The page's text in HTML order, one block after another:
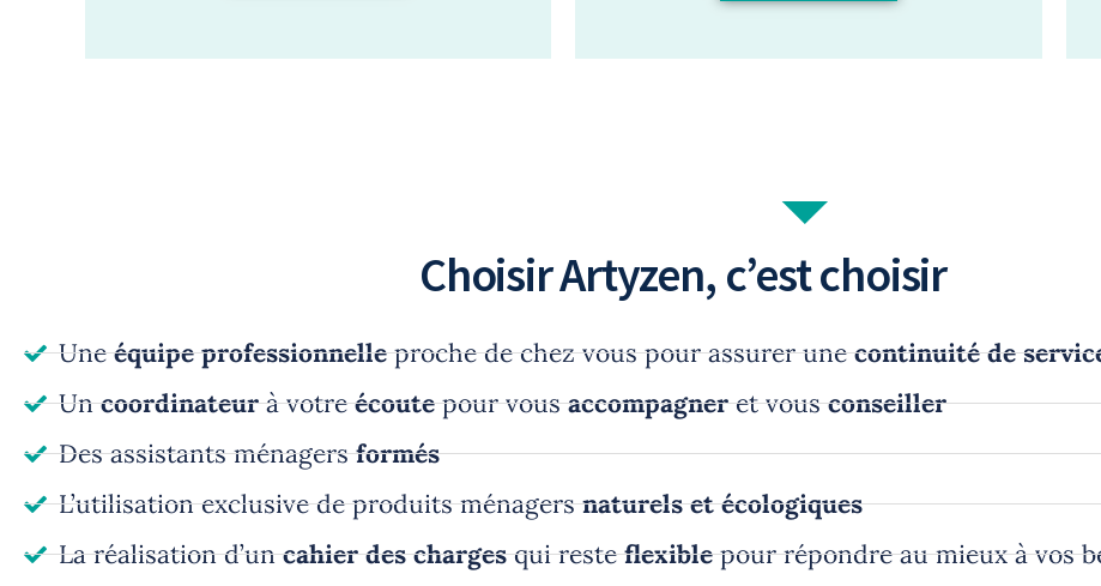
Choisir Artyzen, c’est choisir
Uneéquipe professionnelleproche de chez vous pour assurer unecontinuité de
Uncoordinateurà votreécoutepour vousaccompagneret vousconseiller
Des assistants ménagersformés
L’utilisation exclusive de produits ménagersnaturels et écologiques
La réalisation d’uncahier des chargesqui resteflexiblepour répondre au mieux à vos